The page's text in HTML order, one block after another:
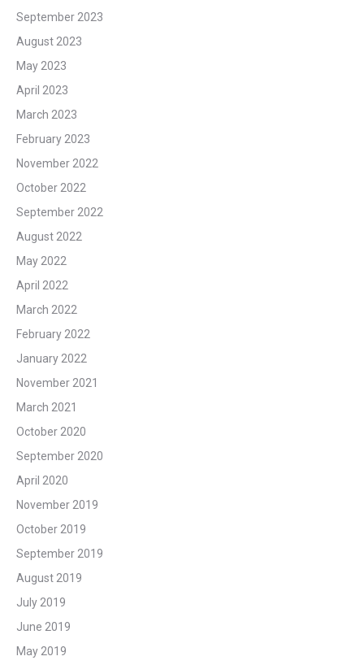
September 2023
August 2023
May 2023
April 2023
March 2023
February 2023
November 2022
October 2022
September 2022
August 2022
May 2022
April 2022
March 2022
February 2022
January 2022
November 2021
March 2021
October 2020
September 2020
April 2020
November 2019
October 2019
September 2019
August 2019
July 2019
June 2019
May 2019